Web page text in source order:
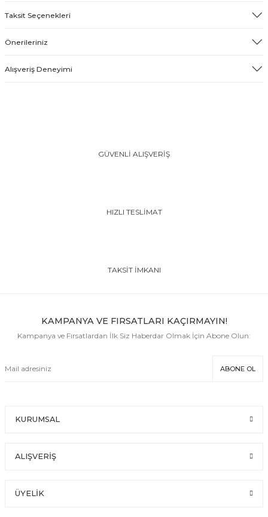
Taksit Seçenekleri
Önerileriniz
Alışveriş Deneyimi
GÜVENLİ ALIŞVERİŞ
HIZLI TESLİMAT
TAKSİT İMKANI
KAMPANYA VE FIRSATLARI KAÇIRMAYIN!
Kampanya ve Fırsatlardan İlk Siz Haberdar Olmak İçin Abone Olun:
ABONE OL
KURUMSAL
ALIŞVERİŞ
ÜYELİK